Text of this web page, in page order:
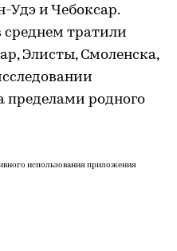
Удэ и Чебоксар.
среднем тратили
Элисты, Смоленска,
пределами родного
использования приложения